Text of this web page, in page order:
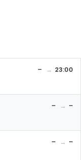
– 23:00
– –
– –